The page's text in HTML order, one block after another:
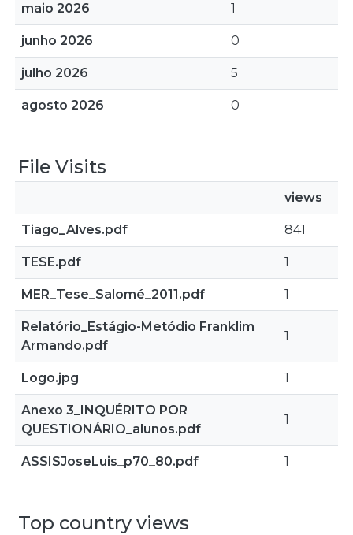
maio 2026 1
junho 2026 0
julho 2026 5
agosto 2026 0
File Visits
views
Tiago_Alves.pdf 841
TESE.pdf 1
MER_Tese_Salomé_2011.pdf 1
Relatório_Estágio-Metódio Franklim
Armando.pdf
1
Logo.jpg 1
Anexo 3_INQUÉRITO POR
QUESTIONÁRIO_alunos.pdf
1
ASSISJoseLuis_p70_80.pdf 1
Top country views